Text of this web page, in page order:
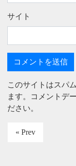
サイト
このサイトはスパ
ます。
コメントデ
ださい。
« Prev